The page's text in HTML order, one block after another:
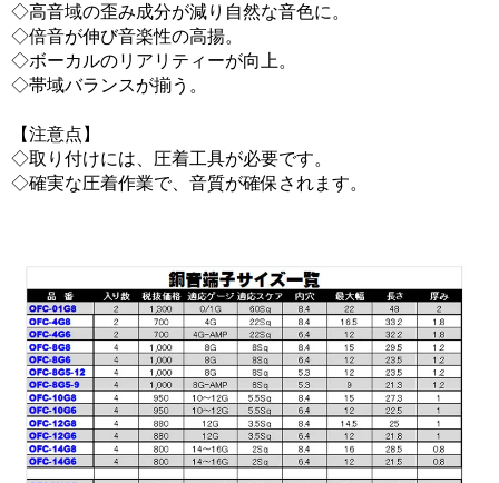
◇高音域の歪み成分が減り自然な音色に。
◇倍音が伸び音楽性の高揚。
◇ボーカルのリアリティーが向上。
◇帯域バランスが揃う。
【注意点】
◇取り付けには、圧着工具が必要です。
◇確実な圧着作業で、音質が確保されます。